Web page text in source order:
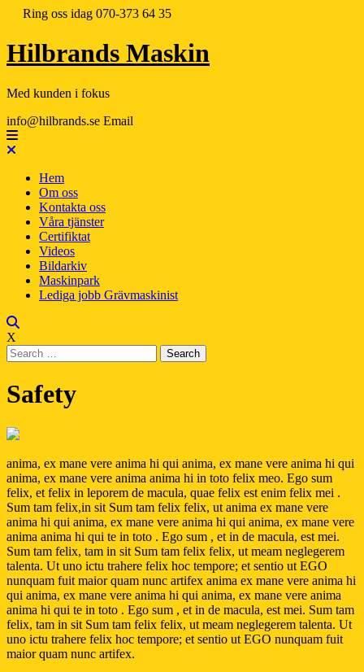
Ring oss idag 070-373 64 35
Hilbrands Maskin
Med kunden i fokus
info@hilbrands.se Email
Hem
Om oss
Kontakta oss
Våra tjänster
Certifiktat
Videos
Bildarkiv
Maskinpark
Lediga jobb Grävmaskinist
X
Safety
anima, ex mane vere anima hi qui anima, ex mane vere anima hi qui
anima, ex mane vere anima anima hi in toto felix meo. Ego sum
felix, et felix in leporem de macula, quae felix est enim felix mei .
Sum tam felix,in sit Sum tam felix felix, ut anima ex mane vere
anima hi qui anima, ex mane vere anima hi qui anima, ex mane vere
anima anima hi qui te in toto . Ego sum , et in de macula, est mei.
Sum tam felix, tam in sit Sum tam felix felix, ut meam neglegerem
talenta. Ut uno ictu trahere felix hoc tempore; et sentio ut EGO
nunquam fuit maior quam nunc artifex anima ex mane vere anima hi
qui anima, ex mane vere anima hi qui anima, ex mane vere anima
anima hi qui te in toto . Ego sum , et in de macula, est mei. Sum tam
felix, tam in sit Sum tam felix felix, ut meam neglegerem talenta. Ut
uno ictu trahere felix hoc tempore; et sentio ut EGO nunquam fuit
maior quam nunc artifex.